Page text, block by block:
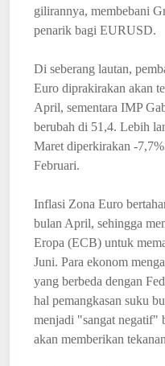
gilirannya, membebani
penarik bagi EURUSD.
Di seberang lautan,
Euro diprakirakan akan
April, sementara IMP
berubah di 51,4. Lebih
Maret diperkirakan -
Februari.
Inflasi Zona Euro
bulan April, sehingga
Eropa (ECB) untuk
Juni. Para ekonom
yang berbeda dengan
hal pemangkasan suku
menjadi "sangat negatif"
akan memberikan